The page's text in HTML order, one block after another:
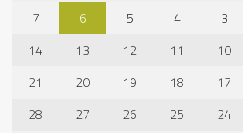
3
4
5
6
7
10
11
12
13
14
17
18
19
20
21
24
25
26
27
28